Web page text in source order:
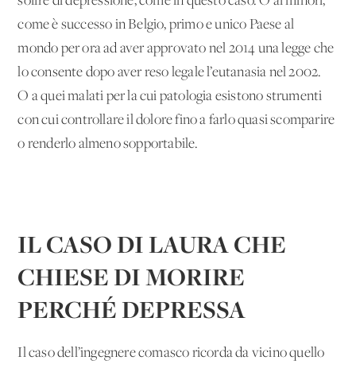
come è successo in Belgio, primo e unico Paese al
mondo per ora ad aver approvato nel 2014 una legge che
lo consente dopo aver reso legale l’eutanasia nel 2002.
O a quei malati per la cui patologia esistono strumenti
con cui controllare il dolore fino a farlo quasi scomparire
o renderlo almeno sopportabile.
IL CASO DI LAURA CHE
CHIESE DI MORIRE
PERCHÉ DEPRESSA
Il caso dell’ingegnere comasco ricorda da vicino quello